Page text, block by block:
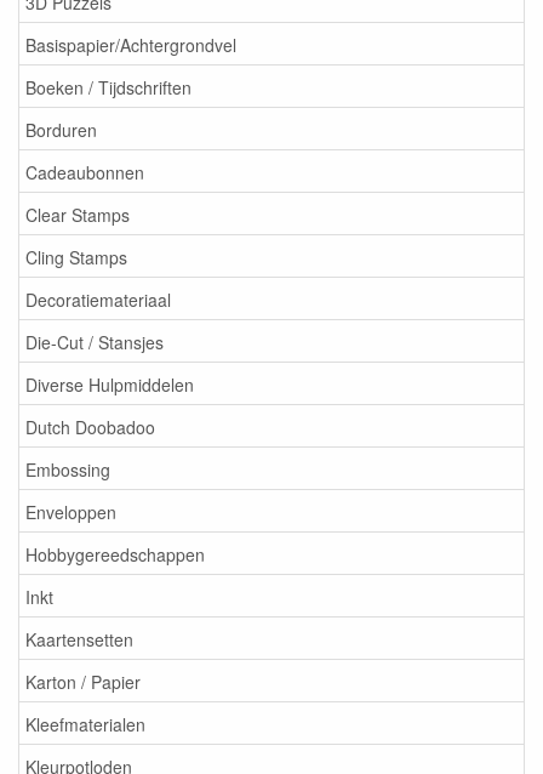
Basispapier/Achtergrondvel
Boeken / Tijdschriften
Borduren
Cadeaubonnen
Clear Stamps
Cling Stamps
Decoratiemateriaal
Die-Cut / Stansjes
Diverse Hulpmiddelen
Dutch Doobadoo
Embossing
Enveloppen
Hobbygereedschappen
Inkt
Kaartensetten
Karton / Papier
Kleefmaterialen
Kleurpotloden